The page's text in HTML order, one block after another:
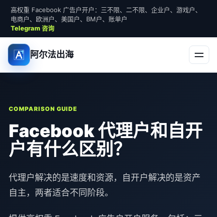
高权重 Facebook 广告户开户：三不限、二不限、企业户、游戏户、
电商户、欧洲户、美国户、BM户、账单户
Telegram 咨询
阿尔法出海
COMPARISON GUIDE
Facebook 代理户和自开
户有什么区别？
代理户解决的是速度和资源，自开户解决的是资产
自主，两者适合不同阶段。